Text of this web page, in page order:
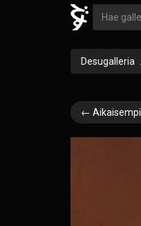
Desugalleria
← Aikaisempi